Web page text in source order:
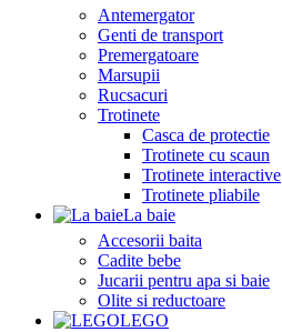
Antemergator
Genti de transport
Premergatoare
Marsupii
Rucsacuri
Trotinete
Casca de protectie
Trotinete cu scaun
Trotinete interactive
Trotinete pliabile
La baie
Accesorii baita
Cadite bebe
Jucarii pentru apa si baie
Olite si reductoare
LEGO